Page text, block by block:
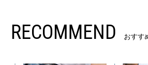
RECOMMEND おすす